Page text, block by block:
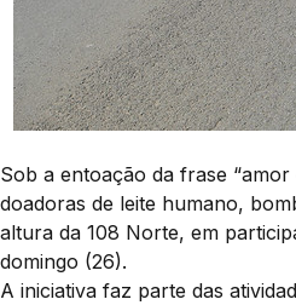
Sob a entoação da frase
doadoras de leite humano,
altura da 108 Norte, em
domingo (26).
A iniciativa faz parte das